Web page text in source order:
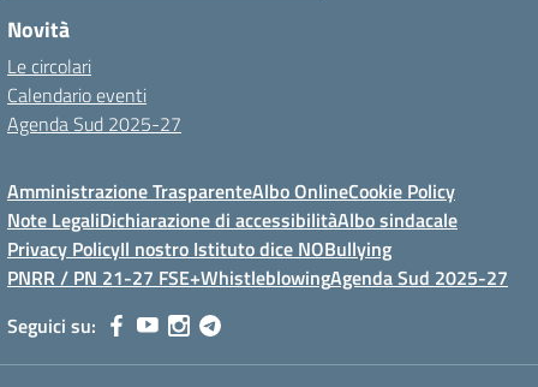
Novità
Le circolari
Calendario eventi
Agenda Sud 2025-27
Amministrazione TrasparenteAlbo OnlineCookie Policy
Note LegaliDichiarazione di accessibilitàAlbo sindacale
Privacy PolicyIl nostro Istituto dice NOBullying
PNRR / PN 21-27 FSE+WhistleblowingAgenda Sud 2025-27
Seguici su: